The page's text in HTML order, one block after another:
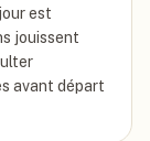
est
jouissent
avant départ